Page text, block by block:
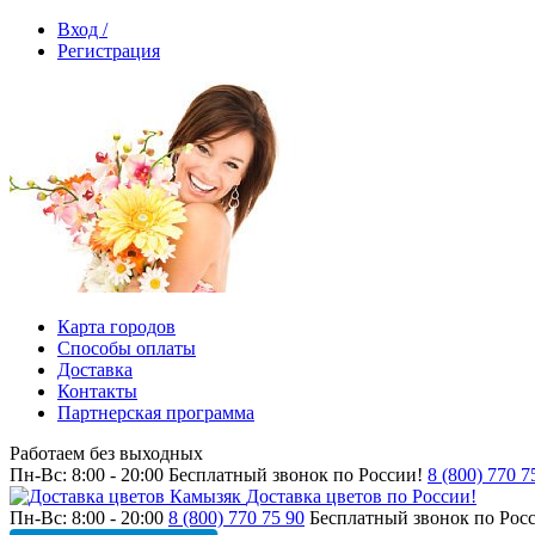
Вход /
Регистрация
Карта городов
Способы оплаты
Доставка
Контакты
Партнерская программа
Работаем без выходных
Пн-Вс: 8:00 - 20:00 Бесплатный звонок по России! 8 (800) 770
Доставка цветов по России!
Пн-Вс: 8:00 - 20:00 8 (800) 770 75 90 Бесплатный звонок по